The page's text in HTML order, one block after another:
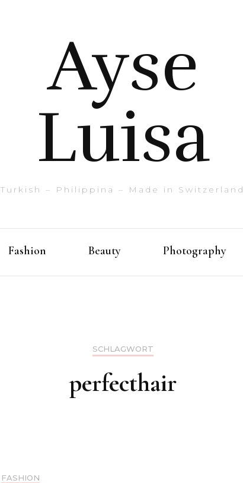
Ayse
Luisa
Turkish – Philippina – Made in Switzerland
Fashion Beauty Photography
SCHLAGWORT
perfecthair
FASHION